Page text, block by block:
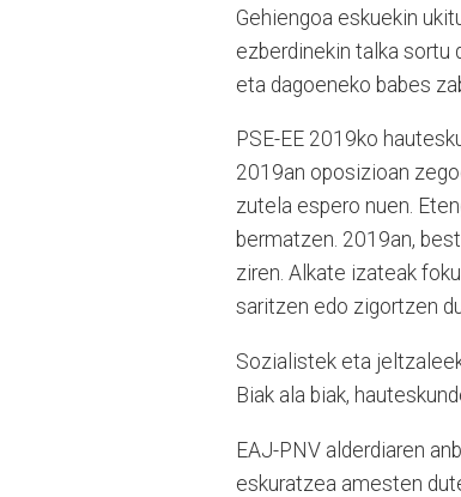
Gehiengoa eskuekin
ezberdinekin talka sortu
eta dagoeneko babes
PSE-EE 2019ko
2019an oposizioan
zutela espero nuen.
bermatzen. 2019an,
ziren. Alkate izateak
saritzen edo zigortzen
Sozialistek eta
Biak ala biak,
EAJ-PNV alderdiaren
eskuratzea amesten